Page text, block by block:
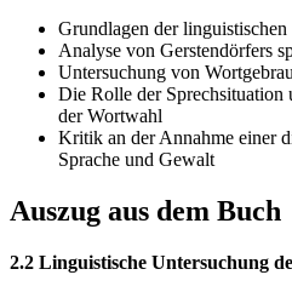
Grundlagen der
Analyse von Gerstendörfers
Untersuchung von
Die Rolle der
der Wortwahl
Kritik an der Annahme einer
Sprache und Gewalt
Auszug aus dem Buch
2.2 Linguistische Untersuchung